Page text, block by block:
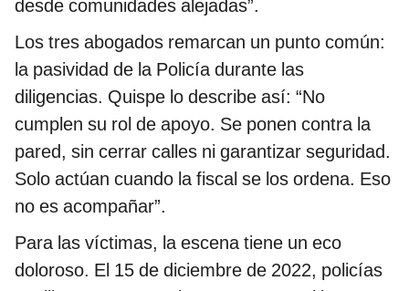
desde comunidades alejadas”.
Los tres abogados remarcan un punto común:
la pasividad de la Policía durante las
diligencias. Quispe lo describe así: “No
cumplen su rol de apoyo. Se ponen contra la
pared, sin cerrar calles ni garantizar seguridad.
Solo actúan cuando la fiscal se los ordena. Eso
no es acompañar”.
Para las víctimas, la escena tiene un eco
doloroso. El 15 de diciembre de 2022, policías